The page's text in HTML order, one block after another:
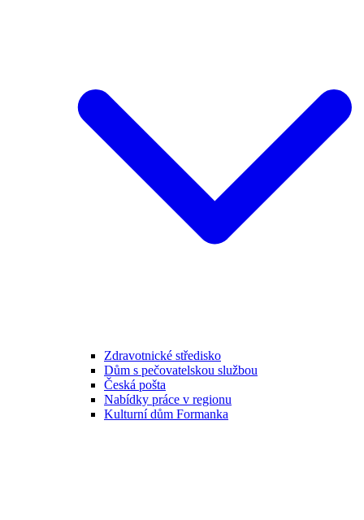
Zdravotnické středisko
Dům s pečovatelskou službou
Česká pošta
Nabídky práce v regionu
Kulturní dům Formanka